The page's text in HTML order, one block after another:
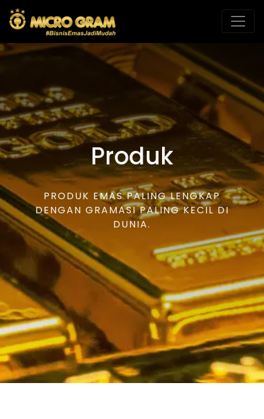
Produk
PRODUK EMAS PALING LENGKAP
DENGAN GRAMASI PALING KECIL DI
DUNIA.